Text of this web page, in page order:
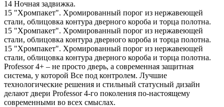
14 Ночная задвижка.
15 "Хромпакет". Хромированный порог из нержавеющей
стали, облицовка контура дверного короба и торца полотна.
15 "Хромпакет". Хромированный порог из нержавеющей
стали, облицовка контура дверного короба и торца полотна.
15 "Хромпакет". Хромированный порог из нержавеющей
стали, облицовка контура дверного короба и торца полотна.
Professor 4+ – не просто дверь, а современная защитная
система, у которой Все под контролем. Лучшие
технологические решения и стильный статусный дизайн
делают двери Professor 4-го поколения по-настоящему
современными во всех смыслах.